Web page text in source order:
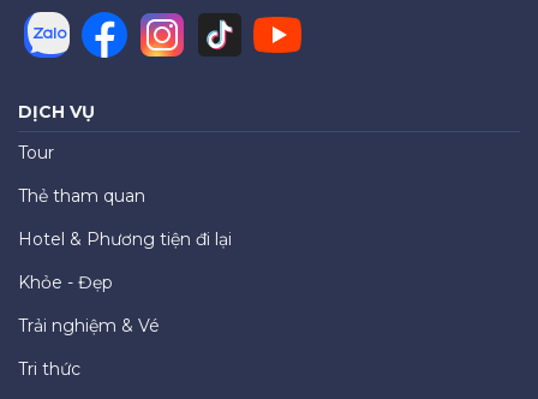
DỊCH VỤ
Tour
Thẻ tham quan
Hotel & Phương tiện đi lại
Khỏe - Đẹp
Trải nghiệm & Vé
Tri thức